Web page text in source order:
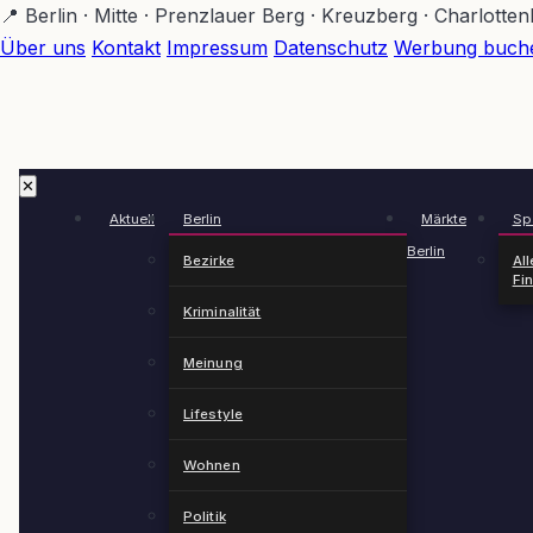
Zum
Hauptinhalt
📍 Berlin · Mitte · Prenzlauer Berg · Kreuzberg ·
Über uns Kontakt Impressum Datenschutz Werbung
✕
Aktuell Berlin
Bezirke
Kriminalität
Meinung
Lifestyle
Wohnen
Politik
Märkte
Berlin